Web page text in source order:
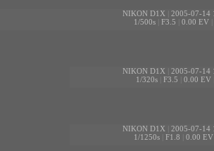
NIKON D1X
2005-07-14
1/500s| F3.5 0.00 EV|
NIKON D1X
2005-07-14
1/320s| F3.5 0.00 EV
NIKON D1X
2005-07-14
1/1250s| F1.8 0.00 EV